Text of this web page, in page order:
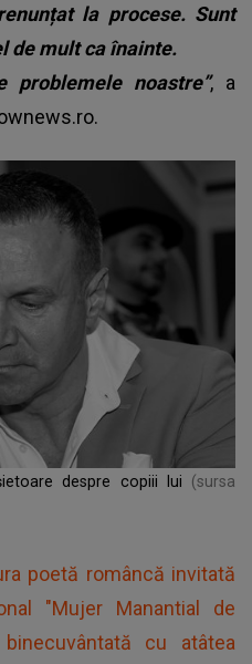
la procese. Sunt
de mult ca înainte.
problemele noastre”, a
despre copiii lui
(sursa
poetă româncă invitată
"Mujer Manantial de
cu atâtea